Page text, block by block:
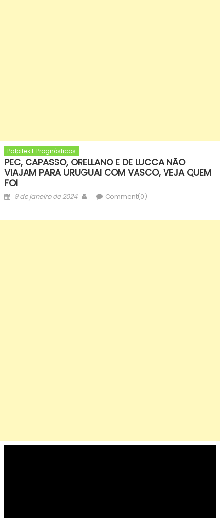
Palpites E Prognósticos
PEC, CAPASSO, ORELLANO E DE LUCCA NÃO
VIAJAM PARA URUGUAI COM VASCO, VEJA QUEM
FOI
Posted
9 de janeiro de 2024 AuthorComment(0)